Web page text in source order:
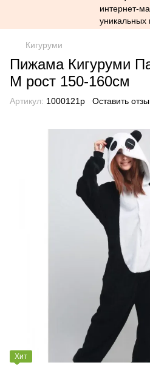
Кигуруми
Пижама Кигуруми
М рост 150-160см
Артикул: 1000121p Оставить
Хит